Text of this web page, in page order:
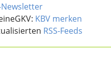
Newsletter
KBV merken
RSS-Feeds